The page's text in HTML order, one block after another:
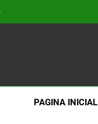
PAGINA INICIAL